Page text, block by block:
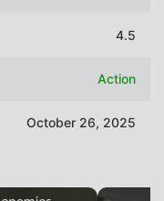
4.5
Action
October 26, 2025